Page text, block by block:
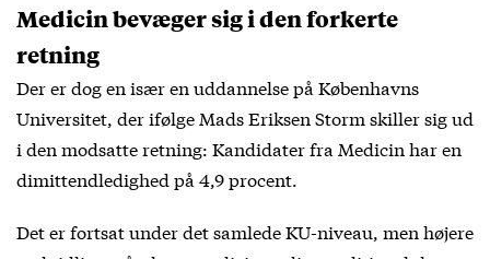
Medicin bevæger sig i den forkerte
retning
Der er dog en især en uddannelse på Københavns
Universitet, der ifølge Mads Eriksen Storm skiller sig ud
i den modsatte retning: Kandidater fra Medicin har en
dimittendledighed på 4,9 procent.
Det er fortsat under det samlede KU-niveau, men højere